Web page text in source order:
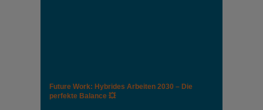
Future Work: Hybrides Arbeiten 2030 – Die
perfekte Balance 💥